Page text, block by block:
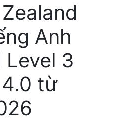
Anh
Level 3
4.0 từ